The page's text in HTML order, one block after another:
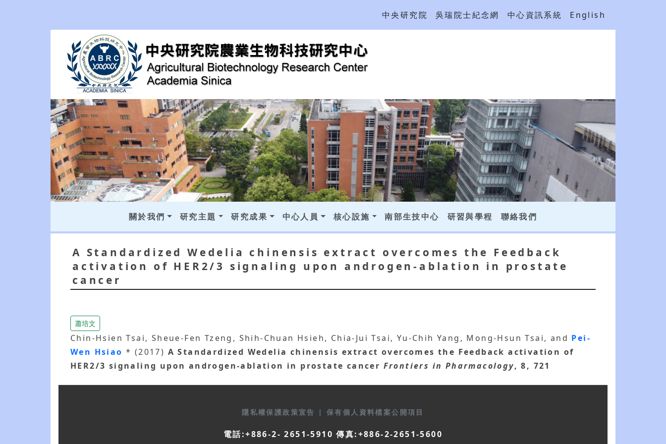
中央研究院 吳瑞院士紀念網 中心資訊系統 English
關於我們 研究主題 研究成果 中心人員 核心設施 南部生技中心 研習與學程 聯絡我們
A Standardized Wedelia chinensis extract overcomes the Feedback
activation of HER2/3 signaling upon androgen-ablation in prostate
cancer
蕭培文
Chin-Hsien Tsai, Sheue-Fen Tzeng, Shih-Chuan Hsieh, Chia-Jui Tsai, Yu-Chih Yang, Mong-Hsun Tsai, and Pei-
Wen Hsiao* (2017) A Standardized Wedelia chinensis extract overcomes the Feedback activation of
HER2/3 signaling upon androgen-ablation in prostate cancer Frontiers in Pharmacology, 8, 721
隱私權保護政策宣告 | 保有個人資料檔案公開項目
電話:+886-2- 2651-5910 傳真:+886-2-2651-5600